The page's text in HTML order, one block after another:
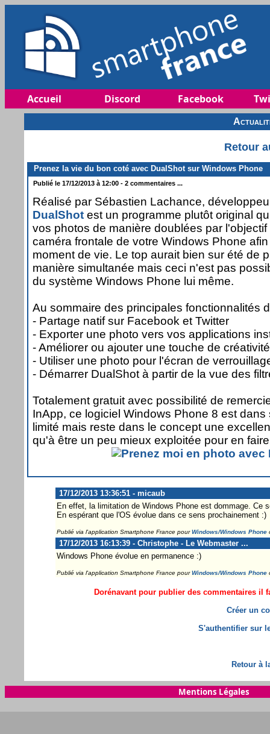
Accueil Discord Facebook
Retour
Prenez la vie du bon coté avec DualShot sur Windows Phone
Publié le 17/12/2013 à 12:00 - 2 commentaires ...
Réalisé par Sébastien Lachance,
DualShot est un programme plutôt original
vos photos de manière doublées par
caméra frontale de votre Windows Phone
moment de vie. Le top aurait bien sur été de
manière simultanée mais ceci n'est pas
du système Windows Phone lui même.
Au sommaire des principales fonctionnalités
- Partage natif sur Facebook et Twitter
- Exporter une photo vers vos applications
- Améliorer ou ajouter une touche de
- Utiliser une photo pour l'écran de
- Démarrer DualShot à partir de la vue des
Totalement gratuit avec possibilité de
InApp, ce logiciel Windows Phone 8 est
limité mais reste dans le concept une
qu'à être un peu mieux exploitée pour en
17/12/2013 13:36:51 - micaub
En effet, la limitation de Windows Phone est dommage. Ce
En espérant que l'OS évolue dans ce sens prochainement :)
Publié via l'application Smartphone France pourWindows/Windows Phone
17/12/2013 16:13:39 - Christophe - Le Webmaster ...
Windows Phone évolue en permanence :)
Publié via l'application Smartphone France pourWindows/Windows Phone
Dorénavant pour publier des commentaires il
Créer un
S'authentifier sur
Retour à
Mentions Légales